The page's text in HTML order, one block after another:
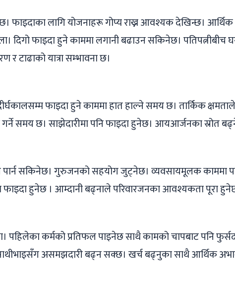
फाइदाका लागि योजनाहरू गोप्य राख्न आवश्यक देखिन्छ। आर्थिक
दिगो फाइदा हुने काममा लगानी बढाउन सकिनेछ। पतिपत्नीबीच
टाढाको यात्रा सम्भावना छ।
फाइदा हुने काममा हात हाल्ने समय छ। तार्किक
गर्ने समय छ। साझेदारीमा पनि फाइदा हुनेछ। आयआर्जनका स्रोत
सकिनेछ। गुरुजनको सहयोग जुट्नेछ। व्यवसायमूलक काममा
फाइदा हुनेछ । आम्दानी बढ्नाले परिवारजनका आवश्यकता पूरा
पहिलेका कर्मको प्रतिफल पाइनेछ साथै कामको चापबाट पनि
असमझदारी बढ्न सक्छ। खर्च बढ्नुका साथै आर्थिक